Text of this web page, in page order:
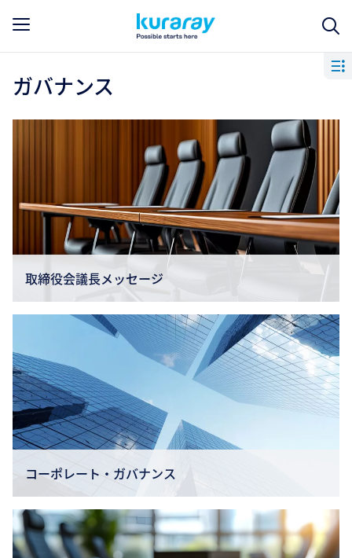
ガバナンス
取締役会議長メッセージ
コーポレート・ガバナンス